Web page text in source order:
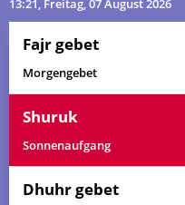
13:21, Freitag, 07 August 2026
Fajr gebet
Morgengebet
Shuruk
Sonnenaufgang
Dhuhr gebet